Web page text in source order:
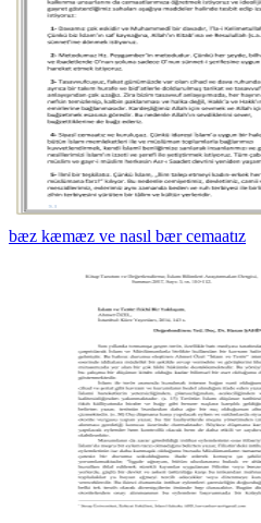
bæz kæmæz ve nasıl bær cemaatız